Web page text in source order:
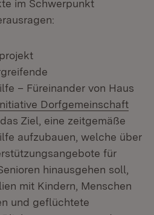
im Schwerpunkt
– Füreinander von Haus
Dorfgemeinschaft
in neuem Fenster)
Ziel, eine zeitgemäße
aufzubauen, welche über
für
hinausgehen soll,
mit Kindern, Menschen
und geflüchtete